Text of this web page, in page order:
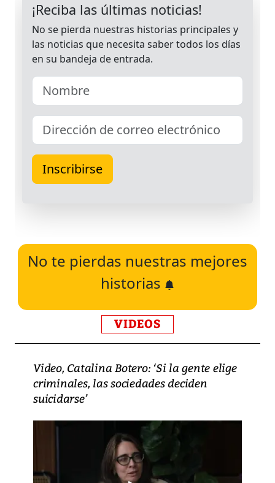
No te pierdas nuestras mejores
historias
VIDEOS
Video, Catalina Botero: ‘Si la gente elige
criminales, las sociedades deciden
suicidarse’